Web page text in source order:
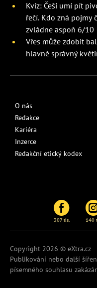
Kvíz: Češi umí pít
řečí. Kdo zná pojmy
zvládne aspoň 6/10
Vřes může zdobit
hlavně správný
O nás
Redakce
Kariéra
Inzerce
Redakční etický kodex
307 tis. 140
Copyright 2026 © eXtra.cz
Publikování nebo další
písemného souhlasu